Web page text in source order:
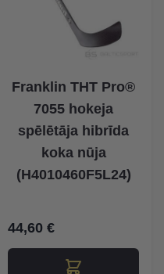
Franklin THT Pro®
7055 hokeja
spēlētāja hibrīda
koka nūja
(H4010460F5L24)
44,60 €